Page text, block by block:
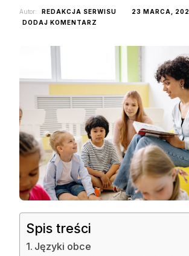
Autor: REDAKCJA SERWISU
23 MARCA,
DODAJ KOMENTARZ
NIEPUBLICZNE
PRZEDSZKOLA?
Spis treści
Języki obce